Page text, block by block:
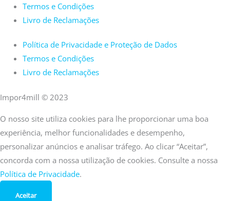
Termos e Condições
Livro de Reclamações
Política de Privacidade e Proteção de Dados
Termos e Condições
Livro de Reclamações
Impor4mill © 2023
O nosso site utiliza cookies para lhe proporcionar uma boa
experiência, melhor funcionalidades e desempenho,
personalizar anúncios e analisar tráfego. Ao clicar “Aceitar”,
concorda com a nossa utilização de cookies. Consulte a nossa
Política de Privacidade.
Aceitar